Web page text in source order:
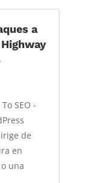
a
SEO -
de
en
una